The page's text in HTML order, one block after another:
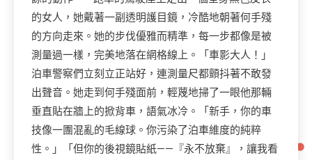
的女人，她戴著一副透明護目鏡，冷酷地朝著何手殘
的方向走來。她的步伐優雅而精準，每一步都像是被
測量過一樣，完美地落在網格線上。「車影大人！」
泊車警察們立刻立正站好，連測量尺都顫抖著不敢發
出聲音。她走到何手殘面前，輕蔑地掃了一眼他那輛
垂直貼在牆上的掀背車，語氣冰冷。「新手，你的車
技像一團混亂的毛線球。你污染了泊車維度的純粹
性。」「但你的後視鏡貼紙——『永不放棄』，讓我看